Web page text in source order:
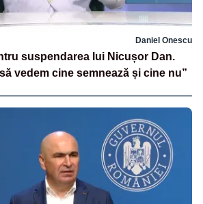
Daniel Onescu
suspendarea lui Nicușor Dan.
vedem cine semnează și cine nu”